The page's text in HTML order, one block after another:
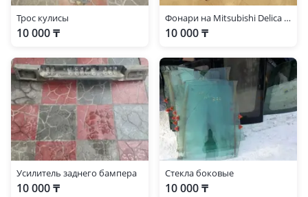
Трос кулисы
10 000 ₸
Фонари на Mitsubishi Delica из Японии
10 000 ₸
Усилитель заднего бампера
10 000 ₸
Стекла боковые
10 000 ₸